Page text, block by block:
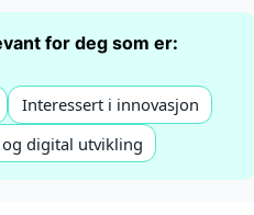
for deg som er:
Interessert i innovasjon
digital utvikling